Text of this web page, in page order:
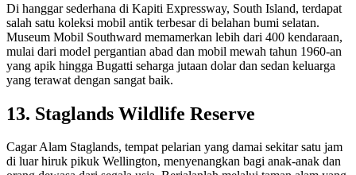
Di hanggar sederhana di Kapiti Expressway, South Island, terdapat
salah satu koleksi mobil antik terbesar di belahan bumi selatan.
Museum Mobil Southward memamerkan lebih dari 400 kendaraan,
mulai dari model pergantian abad dan mobil mewah tahun 1960-an
yang apik hingga Bugatti seharga jutaan dolar dan sedan keluarga
yang terawat dengan sangat baik.
13. Staglands Wildlife Reserve
Cagar Alam Staglands, tempat pelarian yang damai sekitar satu jam
di luar hiruk pikuk Wellington, menyenangkan bagi anak-anak dan